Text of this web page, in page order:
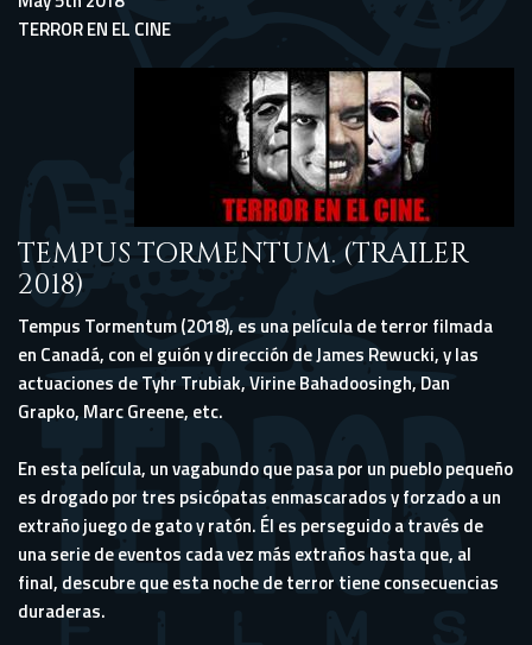
TERROR EN EL CINE
TEMPUS TORMENTUM. (TRAILER
2018)
Tempus Tormentum (2018), es una película de terror filmada
en Canadá, con el guión y dirección de James Rewucki, y las
actuaciones de Tyhr Trubiak, Virine Bahadoosingh, Dan
Grapko, Marc Greene, etc.
En esta película, un vagabundo que pasa por un pueblo pequeño
es drogado por tres psicópatas enmascarados y forzado a un
extraño juego de gato y ratón. Él es perseguido a través de
una serie de eventos cada vez más extraños hasta que, al
final, descubre que esta noche de terror tiene consecuencias
duraderas.